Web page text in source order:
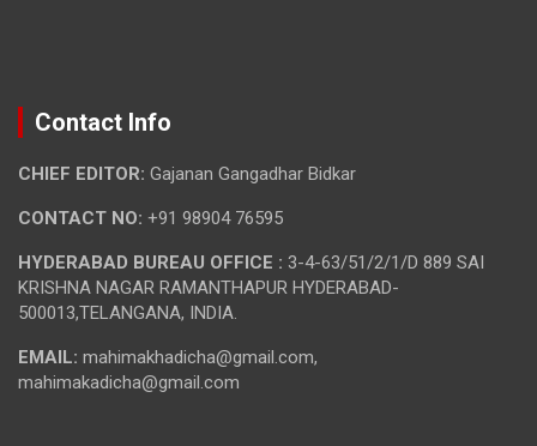
Contact Info
CHIEF EDITOR: Gajanan Gangadhar Bidkar
CONTACT NO: +91 98904 76595
HYDERABAD BUREAU OFFICE : 3-4-63/51/2/1/D 889 SAI
KRISHNA NAGAR RAMANTHAPUR HYDERABAD-
500013,TELANGANA, INDIA.
EMAIL: mahimakhadicha@gmail.com,
mahimakadicha@gmail.com